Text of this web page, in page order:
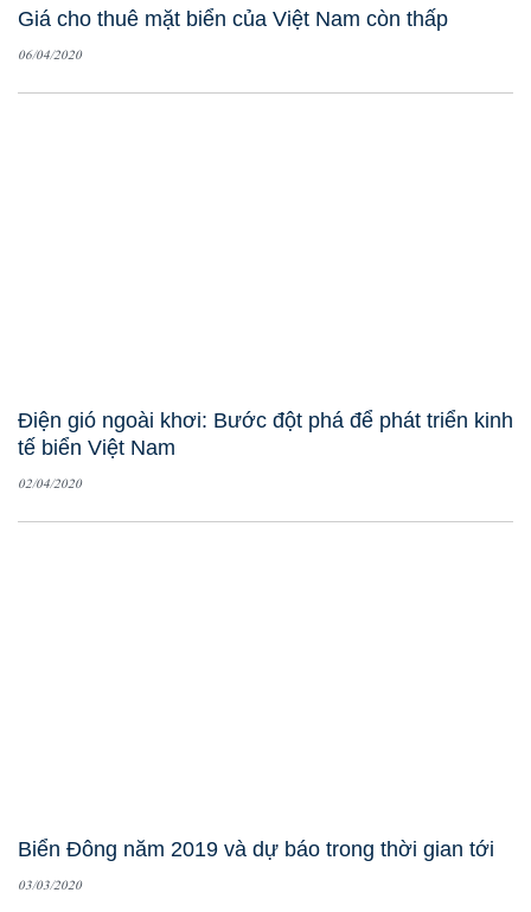
Giá cho thuê mặt biển của Việt Nam còn thấp
06/04/2020
Điện gió ngoài khơi: Bước đột phá để phát triển kinh
tế biển Việt Nam
02/04/2020
Biển Đông năm 2019 và dự báo trong thời gian tới
03/03/2020